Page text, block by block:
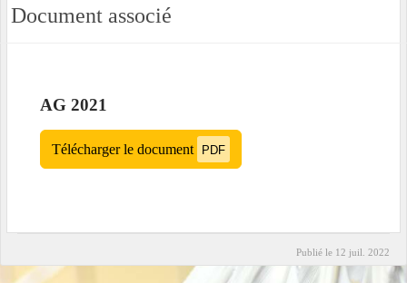
Document associé
AG 2021
Télécharger le document PDF
Publié le 12 juil. 2022